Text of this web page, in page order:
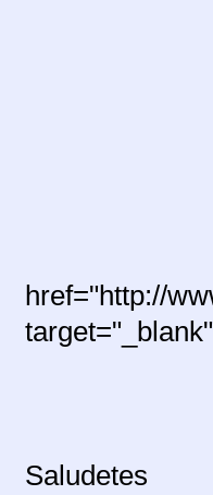
href="http://
Saludetes